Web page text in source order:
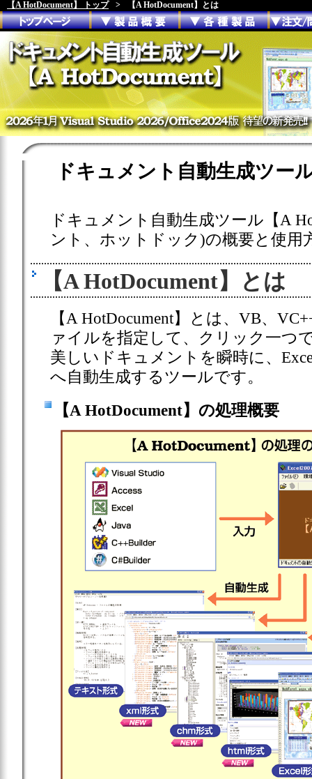
【A HotDocument】 トップ > 【A HotDocument】とは
ドキュメント自動生成ツー
ドキュメント自動生成ツール【A
ント、ホットドック)の概要と使用
【A HotDocument】とは
【A HotDocument】とは、VB、
ァイルを指定して、クリック一つ
美しいドキュメントを瞬時に、
へ自動生成するツールです。
【A HotDocument】の処理概要